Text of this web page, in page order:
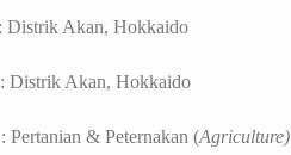
Akan, Hokkaido
Akan, Hokkaido
& Peternakan (Agriculture)